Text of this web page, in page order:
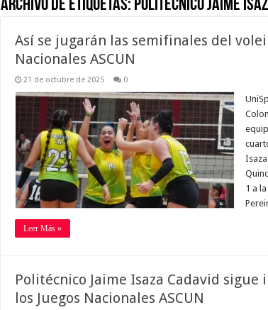
Archivo de Etiquetas: Politécnico Jaime
Así se jugarán las semifinales del
Nacionales ASCUN
21 de octubre de 2025 0
1 a
Leer Más »
Politécnico Jaime Isaza Cadavid
los Juegos Nacionales ASCUN